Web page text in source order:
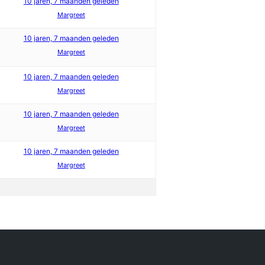
Margreet
10 jaren, 7 maanden geleden
Margreet
10 jaren, 7 maanden geleden
Margreet
10 jaren, 7 maanden geleden
Margreet
10 jaren, 7 maanden geleden
Margreet